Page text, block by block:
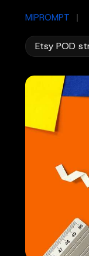
MIPROMPT
Etsy POD